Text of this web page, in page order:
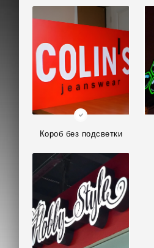
Короб без подсветки